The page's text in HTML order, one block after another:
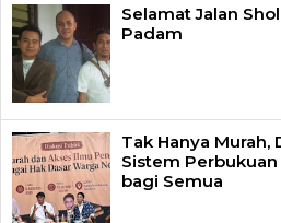
Selamat Jalan
Padam
Tak Hanya Murah,
Sistem
bagi Semua